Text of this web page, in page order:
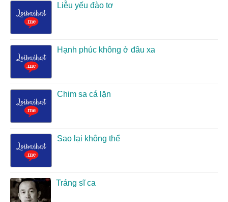
Liễu yếu đào tơ
Hạnh phúc không ở đâu xa
Chim sa cá lặn
Sao lại không thể
Tráng sĩ ca